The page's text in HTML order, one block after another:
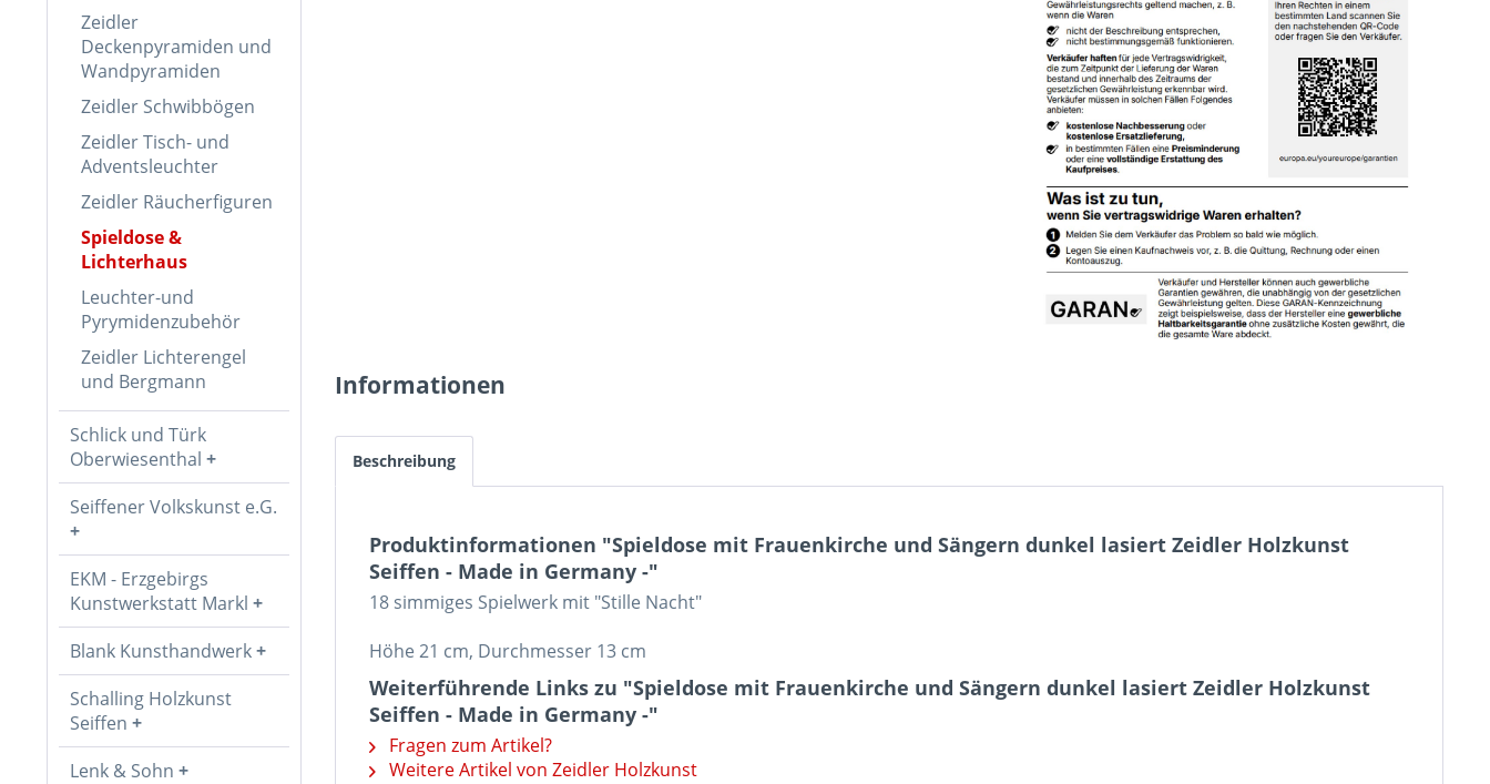
Zeidler
Deckenpyramiden und
Wandpyramiden
Zeidler Schwibbögen
Zeidler Tisch- und
Adventsleuchter
Zeidler Räucherfiguren
Spieldose &
Lichterhaus
Leuchter-und
Pyrymidenzubehör
Zeidler Lichterengel
und Bergmann
Schlick und Türk
Oberwiesenthal
Seiffener Volkskunst e.G.
EKM - Erzgebirgs
Kunstwerkstatt Markl
Blank Kunsthandwerk
Schalling Holzkunst
Seiffen
Lenk & Sohn
Informationen
Beschreibung
Produktinformationen "Spieldose mit Frauenkirche und Sängern dunkel lasiert Zeidler Holzkunst
Seiffen - Made in Germany -"
18 simmiges Spielwerk mit "Stille Nacht"
Höhe 21 cm, Durchmesser 13 cm
Weiterführende Links zu "Spieldose mit Frauenkirche und Sängern dunkel lasiert Zeidler Holzkunst
Seiffen - Made in Germany -"
Fragen zum Artikel?
Weitere Artikel von Zeidler Holzkunst